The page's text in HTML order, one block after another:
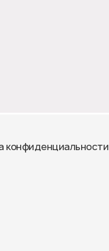
конфиденциальности